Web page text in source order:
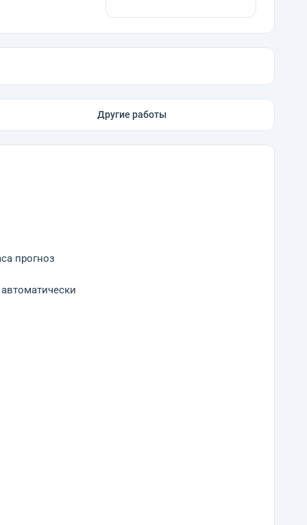
Другие работы
прогноз